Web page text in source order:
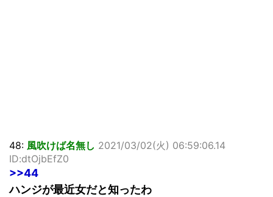
48: 風吹けば名無し 2021/03/02(火) 06:59:06.14
ID:dtOjbEfZ0
>>44
ハンジが最近女だと知ったわ